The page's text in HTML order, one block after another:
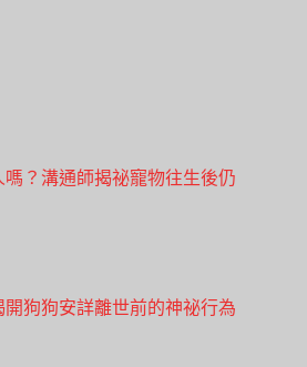
？溝通師揭祕寵物往生後仍